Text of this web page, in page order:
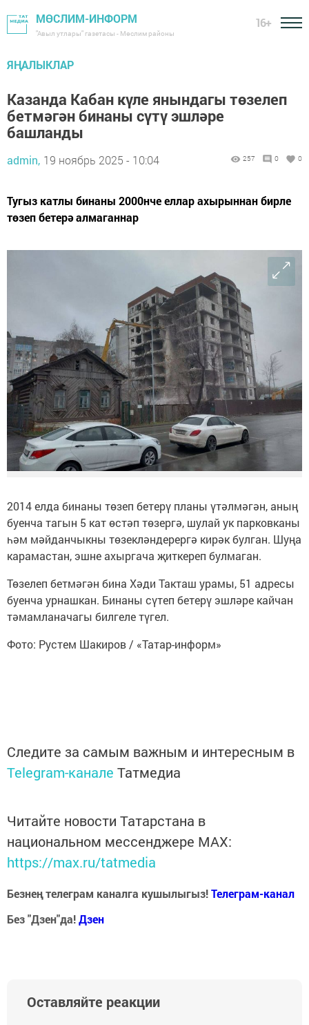
МӨСЛИМ-ИНФОРМ
"Авыл утлары" газетасы - Мөслим районы
16+
ЯҢАЛЫКЛАР
Казанда Кабан күле янындагы төзелеп
бетмәгән бинаны сүтү эшләре
башланды
admin, 19 ноябрь 2025 - 10:04 257 0 0
Тугыз катлы бинаны 2000нче еллар ахырыннан бирле
төзеп бетерә алмаганнар
2014 елда бинаны төзеп бетерү планы үтәлмәгән, аның
буенча тагын 5 кат өстәп төзергә, шулай ук парковканы
һәм мәйданчыкны төзекләндерергә кирәк булган. Шуңа
карамастан, эшне ахыргача җиткереп булмаган.
Төзелеп бетмәгән бина Хәди Такташ урамы, 51 адресы
буенча урнашкан. Бинаны сүтеп бетерү эшләре кайчан
тәмамланачагы билгеле түгел.
Фото: Рустем Шакиров / «Татар-информ»
Следите за самым важным и интересным в
Telegram-канале Татмедиа
Читайте новости Татарстана в
национальном мессенджере MАХ:
https://max.ru/tatmedia
Безнең телеграм каналга кушылыгыз!Телеграм-канал
Без "Дзен"да!Дзен
Оставляйте реакции